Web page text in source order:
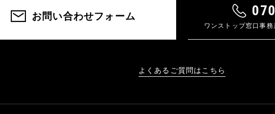
お問い合わせフォーム
ワンストップ窓口事
よくあるご質問はこちら